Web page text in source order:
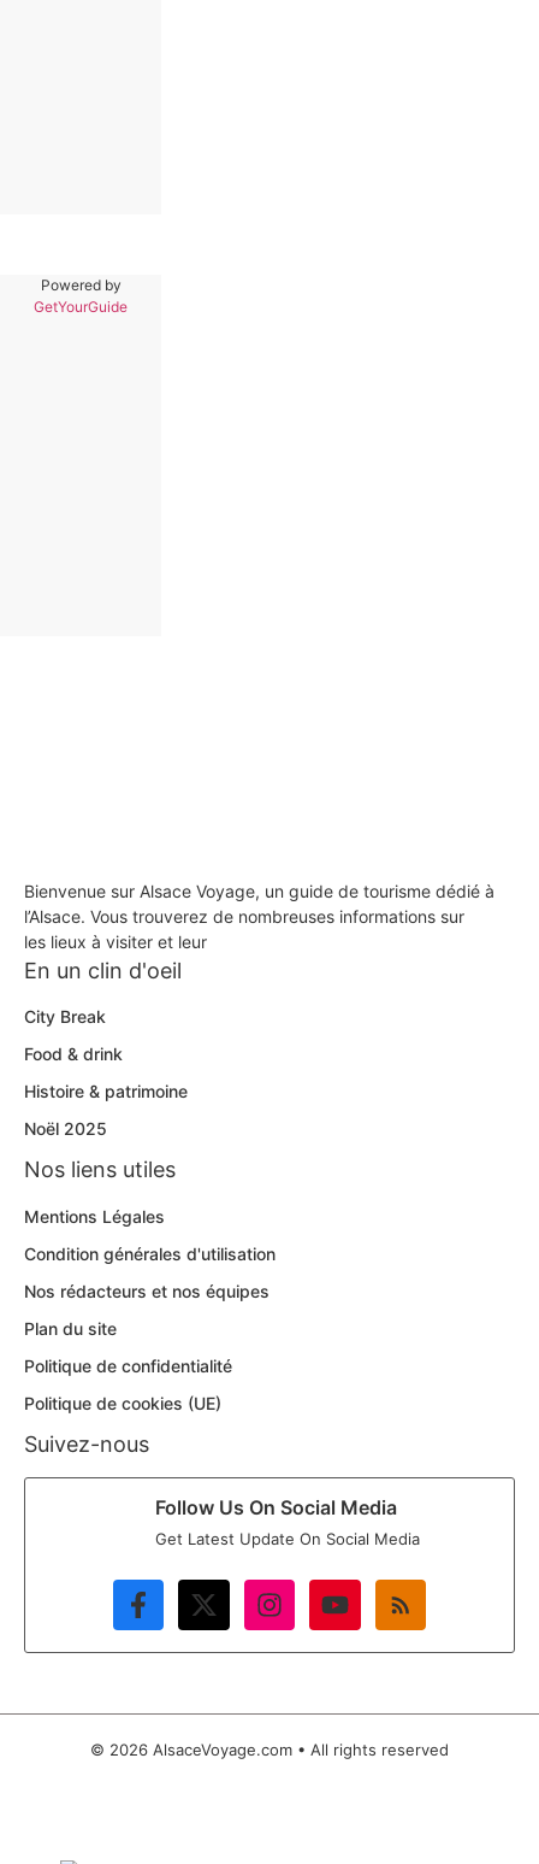
Powered by
GetYourGuide
Bienvenue sur Alsace Voyage, un guide de tourisme dédié à
l’Alsace. Vous trouverez de nombreuses informations sur
les lieux à visiter et leur
En un clin d'oeil
City Break
Food & drink
Histoire & patrimoine
Noël 2025
Nos liens utiles
Mentions Légales
Condition générales d'utilisation
Nos rédacteurs et nos équipes
Plan du site
Politique de confidentialité
Politique de cookies (UE)
Suivez-nous
Follow Us On Social Media
Get Latest Update On Social Media
© 2026 AlsaceVoyage.com • All rights reserved